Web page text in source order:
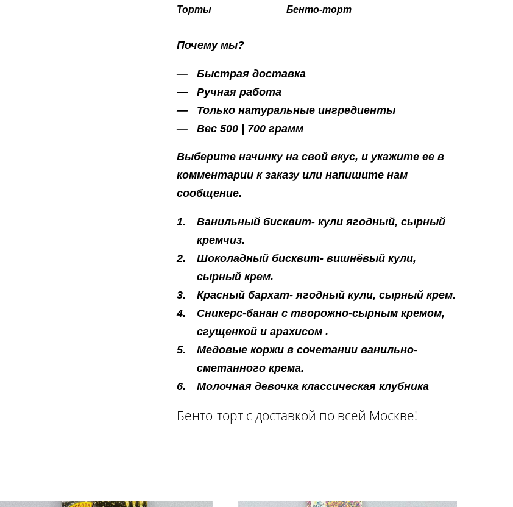
Торты
Бенто-торт
Почему мы?
Быстрая доставка
Ручная работа
Только натуральные ингредиенты
Вес 500 | 700 грамм
Выберите начинку на свой вкус, и укажите ее в
комментарии к заказу или напишите нам
сообщение.
Ванильный бисквит- кули ягодный, сырный
кремчиз.
Шоколадный бисквит- вишнёвый кули,
сырный крем.
Красный бархат- ягодный кули, сырный крем.
Сникерс-банан с творожно-сырным кремом,
сгущенкой и арахисом .
Медовые коржи в сочетании ванильно-
сметанного крема.
Молочная девочка классическая клубника
Бенто-торт с доставкой по всей Москве!